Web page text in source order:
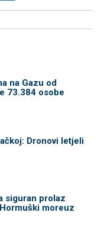
na Gazu od
73.384 osobe
Dronovi letjeli
siguran prolaz
moreuz